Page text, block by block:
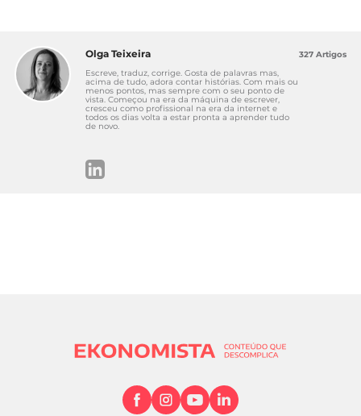
Olga Teixeira
Escreve, traduz, corrige. Gosta de palavras mas,
acima de tudo, adora contar histórias. Com mais ou
menos pontos, mas sempre com o seu ponto de
vista. Começou na era da máquina de escrever,
cresceu como profissional na era da internet e
todos os dias volta a estar pronta a aprender tudo
de novo.
327 Artigos